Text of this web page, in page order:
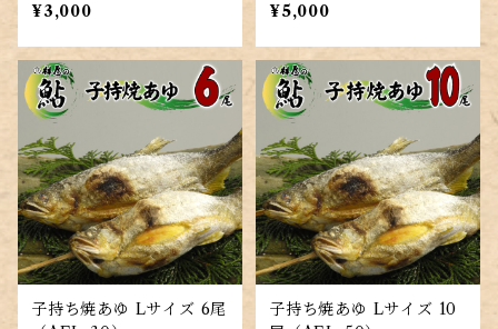
¥3,000
¥5,000
子持ち焼あゆ Lサイズ 6尾
子持ち焼あゆ Lサイズ 10